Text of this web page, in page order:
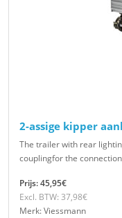
2-assige kipper
The trailer with rear
couplingfor the
Prijs: 45,95€
Excl. BTW: 37,98€
Merk: Viessmann